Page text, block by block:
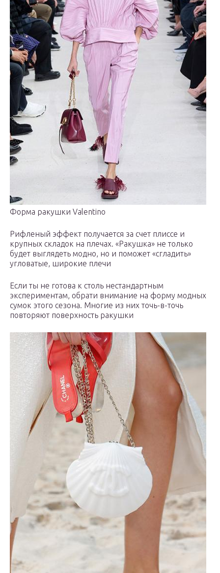
Форма ракушки Valentino
Рифленый эффект получается за счет плиссе и
крупных складок на плечах. «Ракушка» не только
будет выглядеть модно, но и поможет «сгладить»
угловатые, широкие плечи
Если ты не готова к столь нестандартным
экспериментам, обрати внимание на форму модных
сумок этого сезона. Многие из них точь-в-точь
повторяют поверхность ракушки